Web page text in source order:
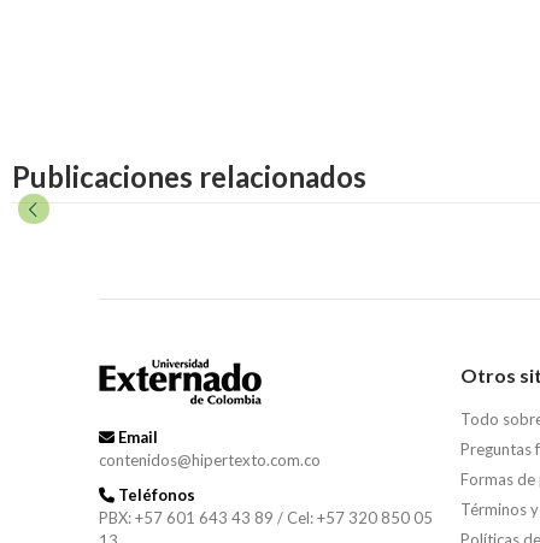
Publicaciones relacionados
Email
contenidos@hipertexto.com.co
Teléfonos
PBX: +57 601 643 43 89 / Cel: +57 320 850 05
Otros
Todo
Preguntas
Formas de
Términos
Políticas